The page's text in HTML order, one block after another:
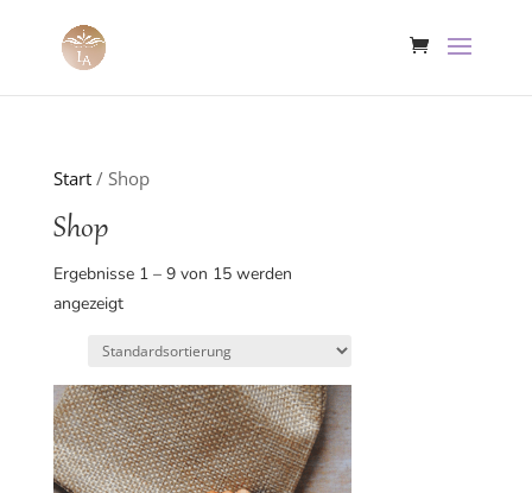
Start/ Shop
Shop
Ergebnisse 1 – 9 von 15 werden
angezeigt